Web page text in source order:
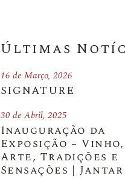
Últimas
SIGNATURE
16 de Março, 2026
Inauguração da
Exposição – Vinho,
Arte, Tradições e
Sensações |
30 de Abril, 2025